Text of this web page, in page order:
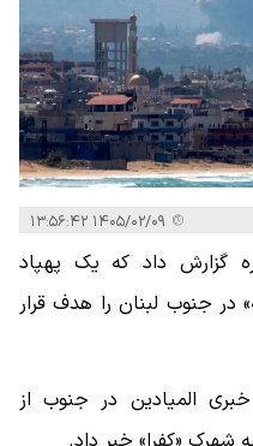
گزارش داد که یک پهپاد
در جنوب لبنان را هدف قرار
المیادین در جنوب از